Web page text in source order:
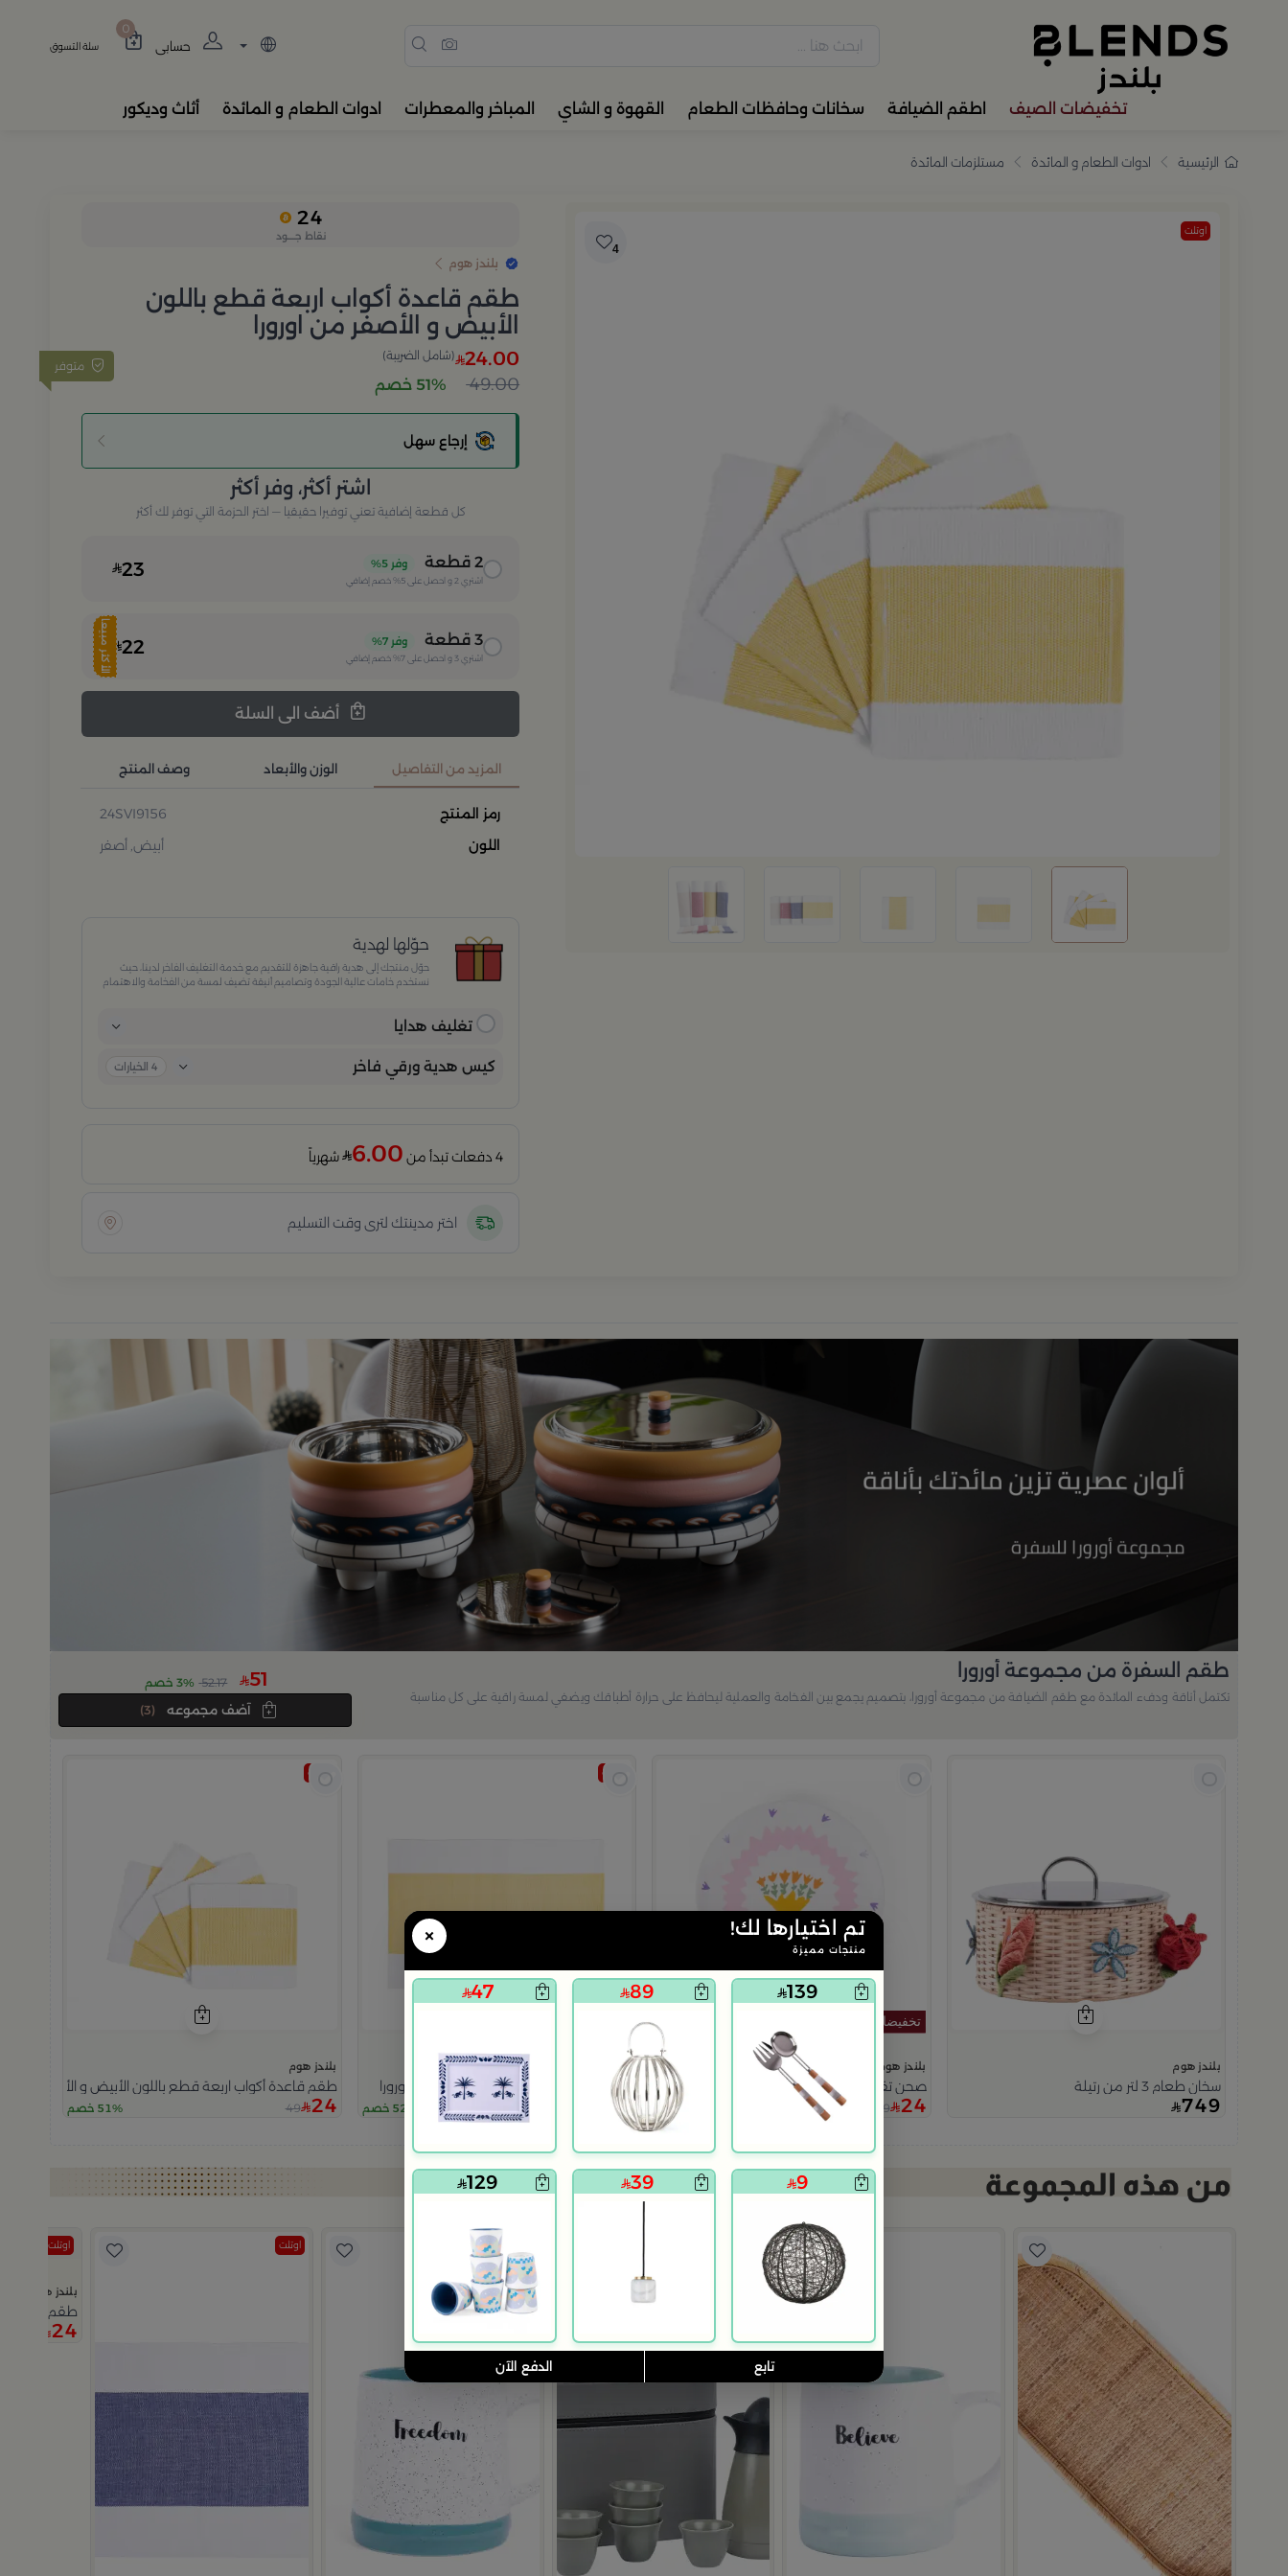
تسوّق من بلندز تشكيلة تضم ترامس القهوة والشاي، أدوات المائدة، المباخر، والفواحات
حسابي
0
سلة التسوق
تخفيضات الصيف اطقم الضيافة سخانات وحافظات الطعام القهوة و الشاي المباخر والمعطرات ادوات الطعام و المائدة أثاث وديكور
الرئيسية ادوات الطعام و المائدة مستلزمات المائدة
اوتلت
4
24
نقاط جــــود
بلندز هوم
طقم قاعدة أكواب اربعة قطع باللون
الأبيض و الأصفر من اورورا
متوفر 24.00 (شامل الضريبة)
49.00 51% خصم
إرجاع سهل
اشتر أكثر، وفر أكثر
كل قطعة إضافية تعني توفيرا حقيقيا — اختر الحزمة التي توفر لك أكثر
2قطعة وفر 5%
اشتري 2 و احصل على 5% خصم إضافي 23
الأكثر مبيعا 3قطعة وفر 7%
اشتري 3 و احصل على 7% خصم إضافي 22
أضف الى السلة
المزيد من التفاصيل
رمز المنتج
24SVI9156
اللون
أبيض, أصفر
الوزن والأبعاد وصف المنتج
حوّلها لهدية
حوّل منتجك إلى هدية راقية جاهزة للتقديم مع خدمة التغليف الفاخر لدينا، حيث
نستخدم خامات عالية الجودة وتصاميم أنيقة تضيف لمسة من الفخامة والاهتمام
تغليف هدايا
كيس هدية ورقي فاخر 4الخيارات
4 دفعات تبدأ من 6.00 شهرياً
اختر مدينتك لترى وقت التسليم
طقم السفرة من مجموعة أورورا
تكتمل أناقة ودفء المائدة مع طقم الضيافة من مجموعة أورورا، بتصميم يجمع بين الفخامة والعملية ليحافظ على حرارة أطباقك ويضفي لمسة راقية على كل مناسبة
51
52.17 3% خصم
(3)
بلندز هوم
سخان طعام 3 لتر من رتيلة
749
بلندز هوم
صحن تقديم جانبي من رتيلة
24
49
اوتلت
بلندز هوم
لبادة صحون باللون الأبيص و الأصفر من اورورا
12 52% خصم
اوتلت
بلندز هوم
طقم قاعدة أكواب اربعة قطع باللون الأبيض و الأصفر من
24
49 51% خصم
اوتلت اوتلت
بلندز هوم
طقم قاعدة
24
× تم اختيارها لك!
منتجات مميزة
139
89
47
9
39
129
تابع الدفع الآن